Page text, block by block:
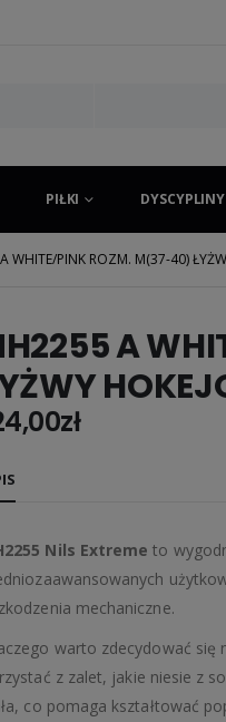
PIŁKI
WHITE/PINK ROZM. M(37-40)
A
zł
Nils Extremeto
mechaniczne.
warto zdecydować się
z zalet, jakie niesie z
co pomaga kształtować